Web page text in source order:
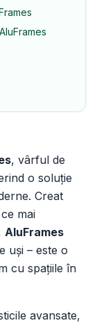
, vârful de
o soluție
Creat
mai
AluFrames
uși – este o
cu spațiile în
avansate,